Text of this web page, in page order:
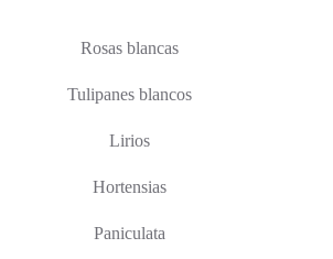
Rosas blancas
Tulipanes blancos
Lirios
Hortensias
Paniculata